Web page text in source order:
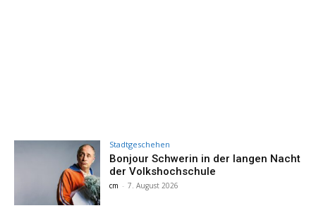
Stadtgeschehen
Bonjour Schwerin in der langen Nacht
der Volkshochschule
cm - 7. August 2026